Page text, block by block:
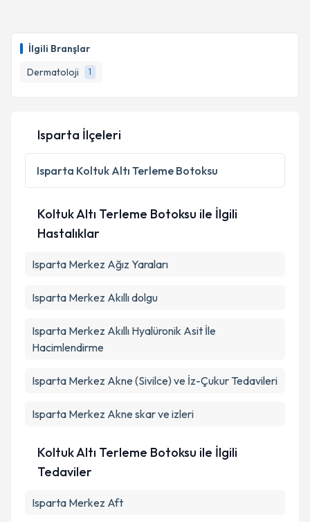
İlgili Branşlar
Dermatoloji
1
Isparta İlçeleri
Isparta Koltuk Altı Terleme Botoksu
Koltuk Altı Terleme Botoksu ile İlgili
Hastalıklar
Isparta Merkez Ağız Yaraları
Isparta Merkez Akıllı dolgu
Isparta Merkez Akıllı Hyalüronik Asit İle
Hacimlendirme
Isparta Merkez Akne (Sivilce) ve İz-Çukur Tedavileri
Isparta Merkez Akne skar ve izleri
Koltuk Altı Terleme Botoksu ile İlgili
Tedaviler
Isparta Merkez Aft